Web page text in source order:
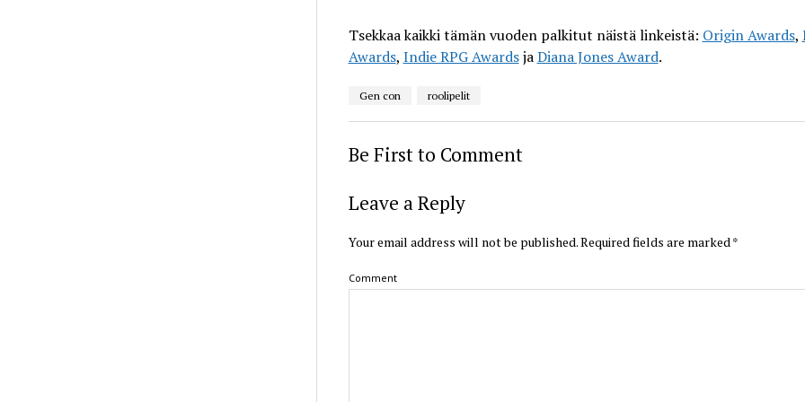
Tsekkaa kaikki tämän vuoden palkitut näistä linkeistä: Origin Awards,
Awards, Indie RPG AwardsjaDiana Jones Award.
Gen con roolipelit
Be First to Comment
Leave a Reply
Your email address will not be published.Required fields are marked *
Comment